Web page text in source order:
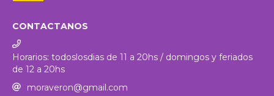
CONTACTANOS
Horarios: todoslosdias de 11 a 20hs / domingos y feriados
de 12 a 20hs
moraveron@gmail.com